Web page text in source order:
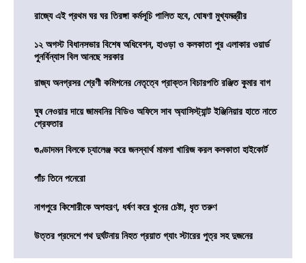
রাজ্যে এই প্রথম ঘর ঘর তিরঙ্গা কর্মসূচি পালিত হবে, ঘোষণা মুখ্যমন্ত্রীর
১২ অগস্ট বিধানসভার বিশেষ অধিবেশন, হাওড়া ও কলকাতা পুর এলাকার ওয়ার্ড
পুনর্বিন্যাস বিল আনছে সরকার
রাজ্য অনগ্রসর শ্রেণী কমিশনের নেতৃত্বে প্রাক্তন বিচারপতি রঞ্জিত কুমার বাগ
ঘুষ নেওয়ার দায়ে জামবনির বিডিও অফিসে সাব অ্যাসিস্ট্যান্ট ইঞ্জিনিয়ার হাতে নাতে
গ্রেফতার
গুণ্ডাদমন বিলকে চ্যালেঞ্জ করে জনস্বার্থ মামলা খারিজ করল কলকাতা হাইকোর্ট
পাঁচ তিনে পনেরো
নাগপুরে কিশোরীকে অপহরণ, ধর্ষণ করে খুনের চেষ্টা, ধৃত তরুণ
উত্তর প্রদেশে পথ দুর্ঘটনায় নিহত প্রয়াত গ্যাং স্টারের পুত্র সহ দুজনের